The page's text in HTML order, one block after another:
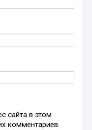
сайта в этом
комментариев.